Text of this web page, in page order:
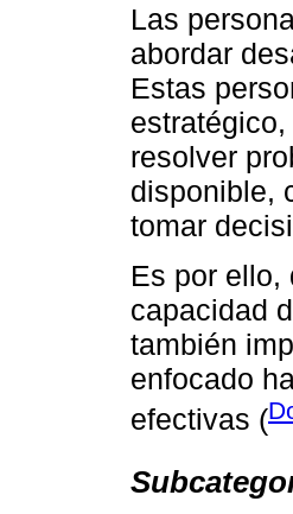
Las
abordar
Estas
resolver
disponible,
tomar
Es por ello,
capacidad
también
enfocado
efectivas (